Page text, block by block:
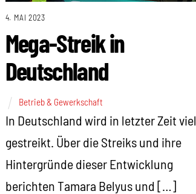
4. MAI 2023
Mega-Streik in
Deutschland
Betrieb & Gewerkschaft
In Deutschland wird in letzter Zeit viel
gestreikt. Über die Streiks und ihre
Hintergründe dieser Entwicklung
berichten Tamara Belyus und […]